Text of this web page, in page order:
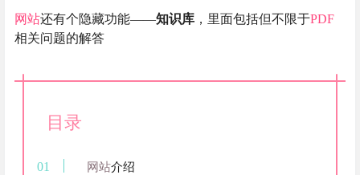
网站还有个隐藏功能——知识库 ，里面包括但不限于PDF
相关问题的解答
目录
网站介绍